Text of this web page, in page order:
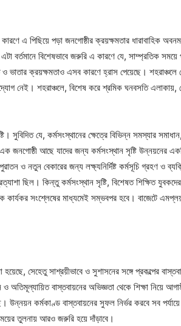
এ পিছিয়ে পড়া জনগোষ্ঠীর ক্রয়ক্ষমতার ধারাবাহিক
বিশেষভাবে জরুরি এ কারণে যে, সাম্প্রতিক সময়ে
ক্রয়ক্ষমতাও এসব কারণে হ্রাস পেয়েছে।
নেই। শহরাঞ্চলে, বিশেষ করে শ্রমিক ঘনবসতি এলাকায়,
যে, কর্মসংস্থানের ক্ষেত্রে বিভিন্ন সমস্যার
আছে যাদের জন্য কর্মসংস্থান সৃষ্টি উন্নয়নের
ও নতুন বেকারের জন্য লক্ষ্যনির্দিষ্ট কর্মসূচি গ্রহণ ও
ছিল। কিন্তু কর্মসংস্থান সৃষ্টি, বিশেষত শিক্ষিত
সংশ্লেষের মাধ্যমেই সম্ভবপর হবে। বাজেটে
সেহেতু সাশ্রয়ীভাবে ও সুশাসনের সঙ্গে প্রকল্পের
অতিমূল্যায়িত বাস্তবায়নের অভিজ্ঞতা থেকে শিক্ষা নিয়ে
কর্মকাণ্ড বাস্তবায়নের সুফল নির্ভর করবে সব পর্যায়ে
তুলনায় আরও জরুরি হয়ে দাঁড়াবে।